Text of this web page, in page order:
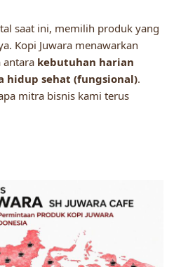
saat ini, memilih produk yang
Kopi Juwara menawarkan
antara kebutuhan harian
hidup sehat (fungsional).
mitra bisnis kami terus